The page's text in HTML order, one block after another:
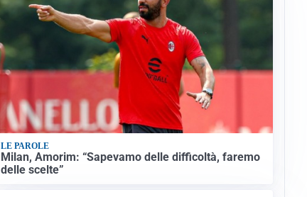
LE PAROLE
Milan, Amorim: “Sapevamo delle difficoltà, faremo
delle scelte”